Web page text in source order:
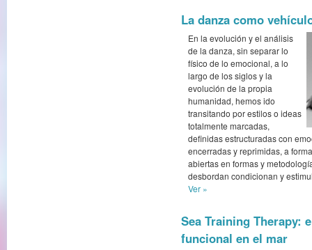
La danza como
En la evolución y el análisis
de la danza, sin separar lo
físico de lo emocional, a lo
largo de los siglos y la
evolución de la propia
humanidad, hemos ido
transitando por estilos o ideas
totalmente marcadas,
definidas estructuradas con
encerradas y reprimidas, a
abiertas en formas y
desbordan condicionan y
Ver »
Sea Training Therapy:
funcional en el mar